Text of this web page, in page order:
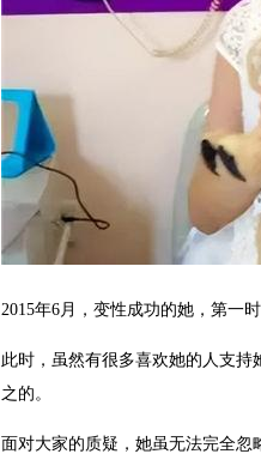
2015年6月，变性成功的她，第一
此时，虽然有很多喜欢她的人支
之的。
面对大家的质疑，她虽无法完全